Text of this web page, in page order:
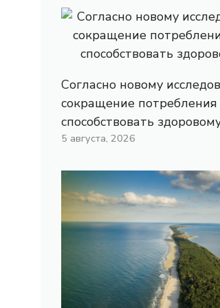
Согласно новому
сокращение
способствовать
5 августа, 2026